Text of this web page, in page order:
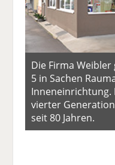
Die Firma
5 in Sachen
Inneneinrichtung.
vierter
seit 80 Jahren.